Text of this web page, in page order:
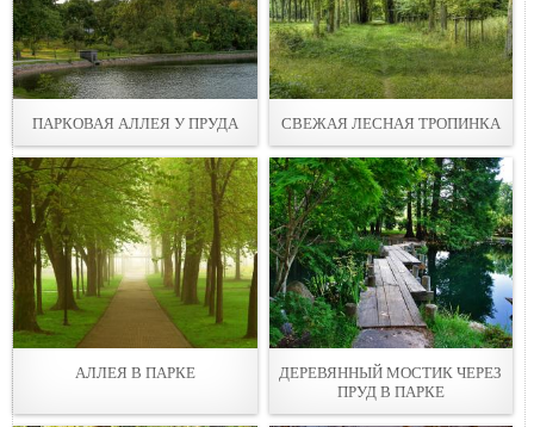
ПАРКОВАЯ АЛЛЕЯ У ПРУДА СВЕЖАЯ ЛЕСНАЯ ТРОПИНКА
АЛЛЕЯ В ПАРКЕ
ДЕРЕВЯННЫЙ МОСТИК ЧЕРЕЗ
ПРУД В ПАРКЕ